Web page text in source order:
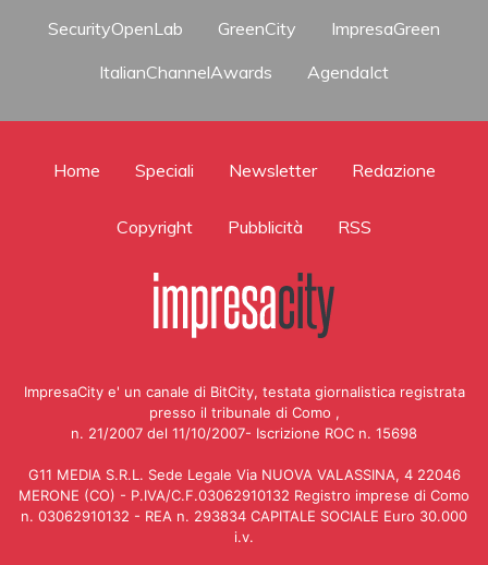
SecurityOpenLab
GreenCity
ImpresaGreen
ItalianChannelAwards
AgendaIct
Home Speciali Newsletter Redazione
Copyright Pubblicità RSS
ImpresaCity e' un canale di BitCity, testata giornalistica registrata
presso il tribunale di Como ,
n. 21/2007 del 11/10/2007- Iscrizione ROC n. 15698
G11 MEDIA S.R.L. Sede Legale Via NUOVA VALASSINA, 4 22046
MERONE (CO) - P.IVA/C.F.03062910132 Registro imprese di Como
n. 03062910132 - REA n. 293834 CAPITALE SOCIALE Euro 30.000
i.v.